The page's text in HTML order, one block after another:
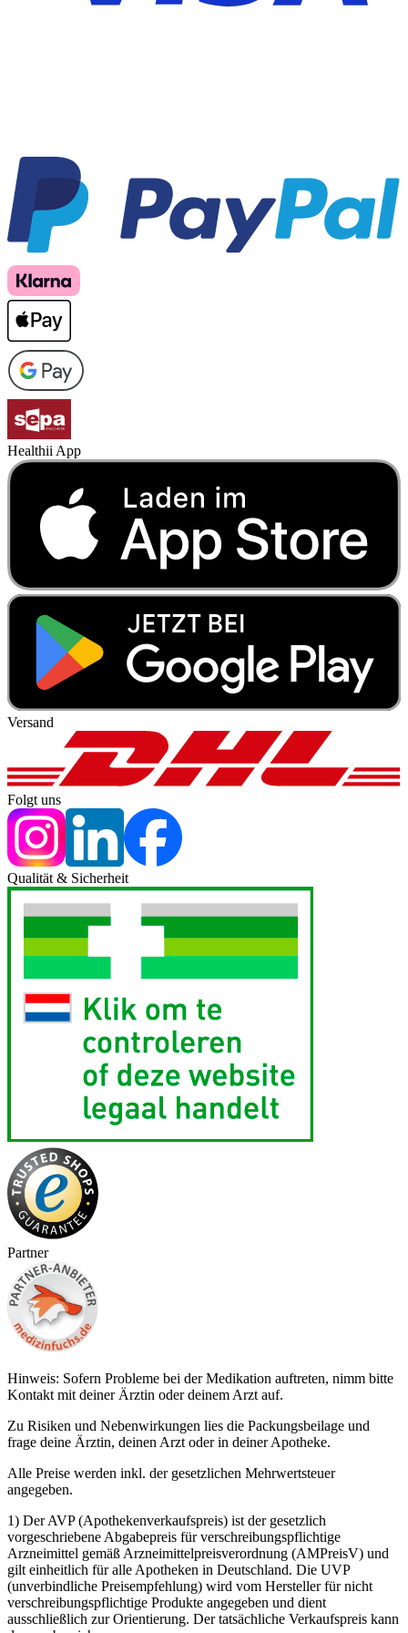
Healthii App
Versand
Folgt uns
Qualität & Sicherheit
Partner
Hinweis: Sofern Probleme bei der Medikation auftreten, nimm bitte
Kontakt mit deiner Ärztin oder deinem Arzt auf.
Zu Risiken und Nebenwirkungen lies die Packungsbeilage und
frage deine Ärztin, deinen Arzt oder in deiner Apotheke.
Alle Preise werden inkl. der gesetzlichen Mehrwertsteuer
angegeben.
1) Der AVP (Apothekenverkaufspreis) ist der gesetzlich
vorgeschriebene Abgabepreis für verschreibungspflichtige
Arzneimittel gemäß Arzneimittelpreisverordnung (AMPreisV) und
gilt einheitlich für alle Apotheken in Deutschland. Die UVP
(unverbindliche Preisempfehlung) wird vom Hersteller für nicht
verschreibungspflichtige Produkte angegeben und dient
ausschließlich zur Orientierung. Der tatsächliche Verkaufspreis kann